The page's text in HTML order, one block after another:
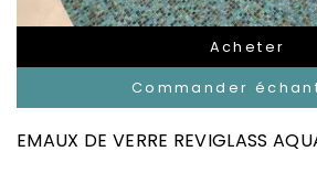
Acheter
Commander
EMAUX DE VERRE REVIGLASS